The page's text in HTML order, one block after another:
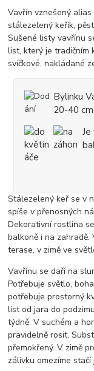
Vavřín vznešený
stálezelený keřík,
Sušené listy vavřínu
list, který je tradičním
svíčkové, nakládané
Bylinku
20-40 cm.
Stálezelený keř se v
spíše v přenosných
Dekorativní rostlina
balkoně i na
terase, v zimě ve
Vavřínu se daří na
Potřebuje světlo,
potřebuje prostorný
list od jara do
týdně. V suchém a
pravidelně rosit.
přemokřený. V zimě
zálivku omezíme